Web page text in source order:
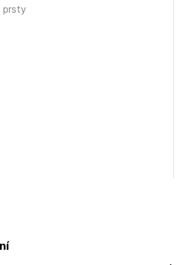
prsty